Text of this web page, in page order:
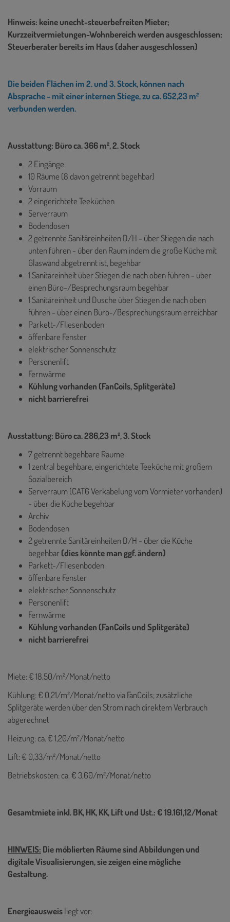
Hinweis: keine unecht-steuerbefreiten Mieter;
Kurzzeitvermietungen-Wohnbereich werden ausgeschlossen;
Steuerberater bereits im Haus (daher ausgeschlossen)
Die beiden Flächen im 2. und 3. Stock, können nach
Absprache - mit einer internen Stiege, zu ca. 652,23 m²
verbunden werden.
Ausstattung: Büro ca. 366 m², 2. Stock
2 Eingänge
10 Räume (8 davon getrennt begehbar)
Vorraum
2 eingerichtete Teeküchen
Serverraum
Bodendosen
2 getrennte Sanitäreinheiten D/H - über Stiegen die nach
unten führen - über den Raum indem die große Küche mit
Glaswand abgetrennt ist, begehbar
1 Sanitäreinheit über Stiegen die nach oben führen - über
einen Büro-/Besprechungsraum begehbar
1 Sanitäreinheit und Dusche über Stiegen die nach oben
führen - über einen Büro-/Besprechungsraum erreichbar
Parkett-/Fliesenboden
öffenbare Fenster
elektrischer Sonnenschutz
Personenlift
Fernwärme
Kühlung vorhanden (FanCoils, Splitgeräte)
nicht barrierefrei
Ausstattung: Büro ca. 286,23 m², 3. Stock
7 getrennt begehbare Räume
1 zentral begehbare, eingerichtete Teeküche mit großem
Sozialbereich
Serverraum (CAT6 Verkabelung vom Vormieter vorhanden)
- über die Küche begehbar
Archiv
Bodendosen
2 getrennte Sanitäreinheiten D/H - über die Küche
begehbar(dies könnte man ggf. ändern)
Parkett-/Fliesenboden
öffenbare Fenster
elektrischer Sonnenschutz
Personenlift
Fernwärme
Kühlung vorhanden (FanCoils und Splitgeräte)
nicht barrierefrei
Miete: € 18,50/m²/Monat/netto
Kühlung: € 0,21/m²/Monat/netto via FanCoils; zusätzliche
Splitgeräte werden über den Strom nach direktem Verbrauch
abgerechnet
Heizung: ca. € 1,20/m²/Monat/netto
Lift: € 0,33/m²/Monat/netto
Betriebskosten: ca. € 3,60/m²/Monat/netto
Gesamtmiete inkl. BK, HK, KK, Lift und Ust.: € 19.161,12/Monat
HINWEIS: Die möblierten Räume sind Abbildungen und
digitale Visualisierungen, sie zeigen eine mögliche
Gestaltung.
Energieausweisliegt vor: